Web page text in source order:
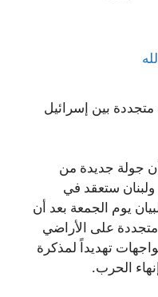
بين إسرائيل
أن جولة جديدة من
ولبنان ستعقد في
يوم الجمعة بعد أن
على الأراضي
تهديداً لمذكرة
الحرب.